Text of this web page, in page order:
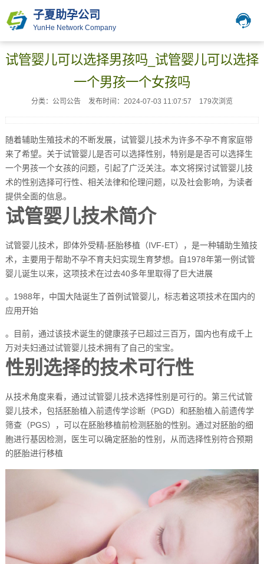
子夏助孕公司
YunHe Network Company
试管婴儿可以选择男孩吗_试管婴儿可以选择
一个男孩一个女孩吗
分类：公司公告 发布时间：2024-07-03 11:07:57 179次浏览
随着辅助生殖技术的不断发展，试管婴儿技术为许多不孕不育家庭带
来了希望。关于试管婴儿是否可以选择性别，特别是是否可以选择生
一个男孩一个女孩的问题，引起了广泛关注。本文将探讨试管婴儿技
术的性别选择可行性、相关法律和伦理问题，以及社会影响，为读者
提供全面的信息。
试管婴儿技术简介
试管婴儿技术，即体外受精-胚胎移植（IVF-ET），是一种辅助生殖技
术，主要用于帮助不孕不育夫妇实现生育梦想。自1978年第一例试管
婴儿诞生以来，这项技术在过去40多年里取得了巨大进展
。1988年，中国大陆诞生了首例试管婴儿，标志着这项技术在国内的
应用开始
。目前，通过该技术诞生的健康孩子已超过三百万，国内也有成千上
万对夫妇通过试管婴儿技术拥有了自己的宝宝。
性别选择的技术可行性
从技术角度来看，通过试管婴儿技术选择性别是可行的。第三代试管
婴儿技术，包括胚胎植入前遗传学诊断（PGD）和胚胎植入前遗传学
筛查（PGS），可以在胚胎移植前检测胚胎的性别。通过对胚胎的细
胞进行基因检测，医生可以确定胚胎的性别，从而选择性别符合预期
的胚胎进行移植